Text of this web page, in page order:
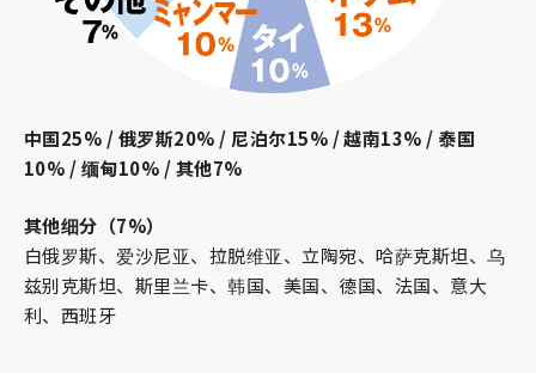
中国25% / 俄罗斯20% / 尼泊尔15% / 越南13% / 泰国
10% / 缅甸10% / 其他7%
其他细分（7%）
白俄罗斯、爱沙尼亚、拉脱维亚、立陶宛、哈萨克斯坦、乌
兹别克斯坦、斯里兰卡、韩国、美国、德国、法国、意大
利、西班牙